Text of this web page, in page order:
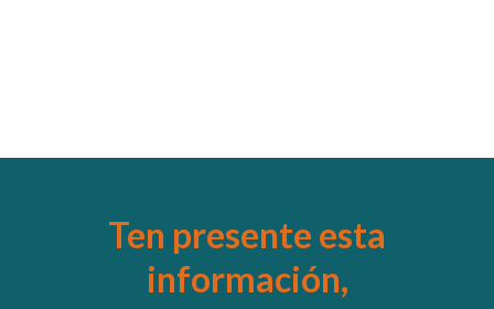
Ten presente esta
información,